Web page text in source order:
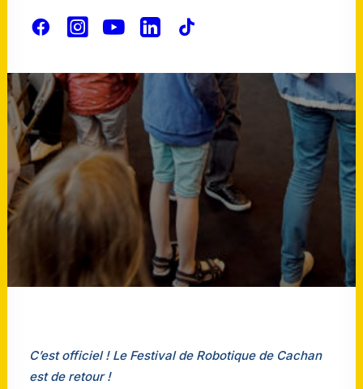
C’est officiel ! Le Festival de Robotique de Cachan
est de retour !